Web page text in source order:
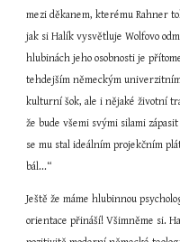
mezi děkanem, kterému Rahner
jak si Halík vysvětluje Wolfovo
hlubinách jeho osobnosti je
tehdejším německým
kulturní šok, ale i nějaké životní
že bude všemi svými silami
se mu stal ideálním projekčním
bál...“
Ještě že máme hlubinnou
orientace přináší! Všimněme si.